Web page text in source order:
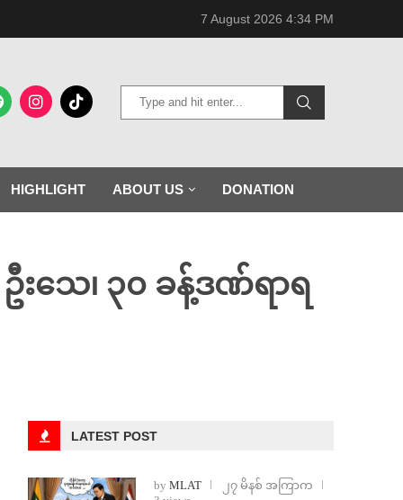
7 August 2026 4:34 PM
HIGHLIGHT ABOUT US DONATION
သေ၊ ၃၀ ခန့်ဒဏ်ရာရ
LATEST POST
by MLAT
၂၇ မိနစ် အကြာက